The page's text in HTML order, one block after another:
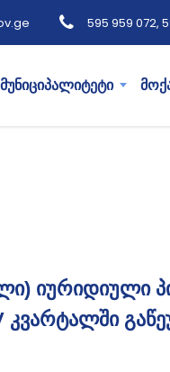
595 959 072,
მუნიციპალიტეტი
იურიდიული